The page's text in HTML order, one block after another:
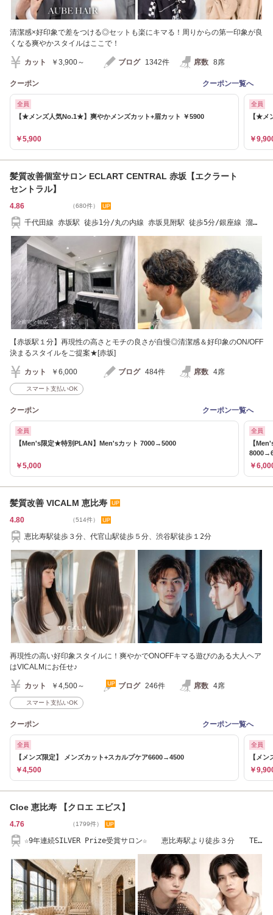
清潔感×好印象で差をつける◎セットも楽にキマる！周りからの第一印象が良
くなる爽やかスタイルはここで！
カット ￥3,900～ ブログ 1342件 席数 8席
クーポン クーポン一覧へ
全員
【★メンズ人気No.1★】爽やかメンズカット+眉カット ￥5900
￥5,900
全員
【★メ
￥
髪質改善個室サロン ECLART CENTRAL 赤坂【エクラート
セントラル】
4.86 （680件）
千代田線 赤坂駅 徒歩1分/丸の内線 赤坂見附駅 徒歩5分/銀座線 溜池
【赤坂駅１分】再現性の高さとモチの良さが自慢◎清潔感＆好印象のON/OFF
決まるスタイルをご提案★[赤坂]
カット ￥6,000 ブログ 484件 席数 4席
スマート支払いOK
クーポン クーポン一覧へ
全員
【Men's限定★特別PLAN】Men'sカット 7000→5000
￥5,000
全員
【
￥
髪質改善 VICALM 恵比寿
4.80 （514件）
恵比寿駅徒歩３分、代官山駅徒歩５分、渋谷駅徒歩１2分
再現性の高い好印象スタイルに！爽やかでONOFFキマる遊びのある大人ヘア
はVICALMにお任せ♪
カット ￥4,500～ ブログ 246件 席数 4席
スマート支払いOK
クーポン クーポン一覧へ
全員
【メンズ限定】 メンズカット+スカルプケア6600→4500
￥4,500
全員
【メ
￥
Cloe 恵比寿 【クロエ エビス】
4.76 （1799件）
☆9年連続SILVER Prize受賞サロン☆ 恵比寿駅より徒歩３分 TEL